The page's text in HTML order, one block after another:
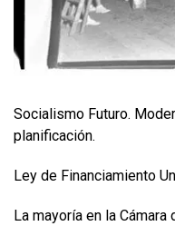
Socialismo Futuro.
planificación.
Ley de Financiamiento
La mayoría en la